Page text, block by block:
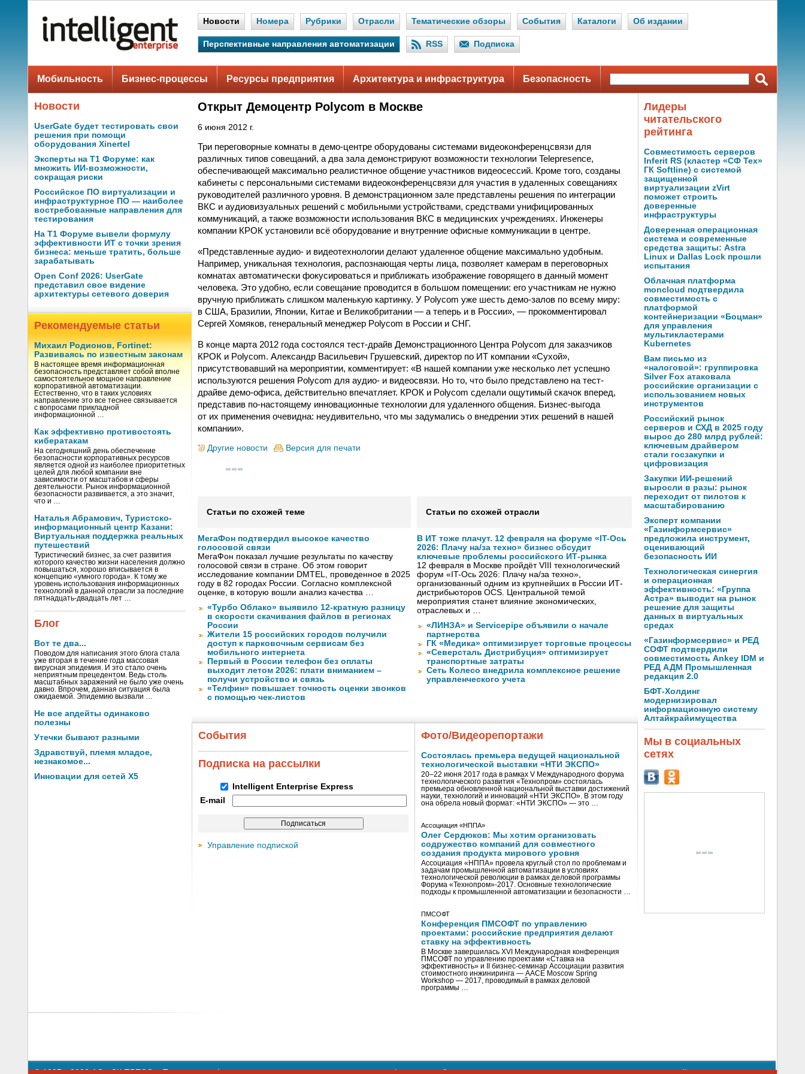
Новости Номера Рубрики Отрасли Тематические обзоры События Каталоги Об издании
Перспективные направления автоматизации RSS Подписка
Мобильность Бизнес-процессы Ресурсы предприятия Архитектура и инфраструктура Безопасность
Новости
UserGate будет тестировать свои
решения при помощи
оборудования Xinertel
Эксперты на Т1 Форуме: как
множить ИИ-возможности,
сокращая риски
Российское ПО виртуализации и
инфраструктурное ПО — наиболее
востребованные направления для
тестирования
На Т1 Форуме вывели формулу
эффективности ИТ с точки зрения
бизнеса: меньше тратить, больше
зарабатывать
Open Conf 2026: UserGate
представил свое видение
архитектуры сетевого доверия
Рекомендуемые статьи
Михаил Родионов, Fortinet:
Развиваясь по известным законам
В настоящее время информационная
безопасность представляет собой вполне
самостоятельное мощное направление
корпоративной автоматизации.
Естественно, что в таких условиях
направление это все теснее связывается
с вопросами прикладной
информационной …
Как эффективно противостоять
кибератакам
На сегодняшний день обеспечение
безопасности корпоративных ресурсов
является одной из наиболее приоритетных
целей для любой компании вне
зависимости от масштабов и сферы
деятельности. Рынок информационной
безопасности развивается, а это значит,
что и …
Наталья Абрамович, Туристско-
информационный центр Казани:
Виртуальная поддержка реальных
путешествий
Туристический бизнес, за счет развития
которого качество жизни населения должно
повышаться, хорошо вписывается в
концепцию «умного города». К тому же
уровень использования информационных
технологий в данной отрасли за последние
пятнадцать-двадцать лет …
Блог
Вот те два...
Поводом для написания этого блога стала
уже вторая в течение года массовая
вирусная эпидемия. И это стало очень
неприятным прецедентом. Ведь столь
масштабных заражений не было уже очень
давно. Впрочем, данная ситуация была
ожидаемой. Эпидемию вызвали …
Не все апдейты одинаково
полезны
Утечки бывают разными
Здравствуй, племя младое,
незнакомое...
Инновации для сетей X5
Открыт Демоцентр Polycom в Москве
6 июня 2012 г.
Три переговорные комнаты в демо-центре оборудованы системами видеоконференцсвязи для
различных типов совещаний, а два зала демонстрируют возможности технологии Telepresence,
обеспечивающей максимально реалистичное общение участников видеосессий. Кроме того, созданы
кабинеты с персональными системами видеоконференцсвязи для участия в удаленных совещаниях
руководителей различного уровня. В демонстрационном зале представлены решения по интеграции
ВКС и аудиовизуальных решений с мобильными устройствами, средствами унифицированных
коммуникаций, а также возможности использования ВКС в медицинских учреждениях. Инженеры
компании КРОК установили всё оборудование и внутренние офисные коммуникации в центре.
«Представленные аудио- и видеотехнологии делают удаленное общение максимально удобным.
Например, уникальная технология, распознающая черты лица, позволяет камерам в переговорных
комнатах автоматически фокусироваться и приближать изображение говорящего в данный момент
человека. Это удобно, если совещание проводится в большом помещении: его участникам не нужно
вручную приближать слишком маленькую картинку. У Polycom уже шесть демо-залов по всему миру:
в США, Бразилии, Японии, Китае и Великобритании — а теперь и в России», — прокомментировал
Сергей Хомяков, генеральный менеджер Polycom в России и СНГ.
В конце марта 2012 года состоялся тест-драйв Демонстрационного Центра Polycom для заказчиков
КРОК и Polycom. Александр Васильевич Грушевский, директор по ИТ компании «Сухой»,
присутствовавший на мероприятии, комментирует: «В нашей компании уже несколько лет успешно
используются решения Polycom для аудио- и видеосвязи. Но то, что было представлено на тест-
драйве демо-офиса, действительно впечатляет. КРОК и Polycom сделали ощутимый скачок вперед,
представив по-настоящему инновационные технологии для удаленного общения. Бизнес-выгода
от их применения очевидна: неудивительно, что мы задумались о внедрении этих решений в нашей
компании».
Другие новости Версия для печати
Статьи по схожей теме
МегаФон подтвердил высокое качество
голосовой связи
МегаФон показал лучшие результаты по качеству
голосовой связи в стране. Об этом говорит
исследование компании DMTEL, проведенное в 2025
году в 82 городах России. Согласно комплексной
оценке, в которую вошли анализ качества …
«Турбо Облако» выявило 12-кратную разницу
в скорости скачивания файлов в регионах
России
Жители 15 российских городов получили
доступ к парковочным сервисам без
мобильного интернета
Первый в России телефон без оплаты
выходит летом 2026: плати вниманием –
получи устройство и связь
«Телфин» повышает точность оценки звонков
с помощью чек-листов
Статьи по схожей отрасли
В ИТ тоже плачут. 12 февраля на форуме «IT-Ось
2026: Плачу на/за техно» бизнес обсудит
ключевые проблемы российского ИТ-рынка
12 февраля в Москве пройдёт VIII технологический
форум «IT-Ось 2026: Плачу на/за техно»,
организованный одним из крупнейших в России ИТ-
дистрибьюторов OCS. Центральной темой
мероприятия станет влияние экономических,
отраслевых и …
«ЛИНЗА» и Servicepipe объявили о начале
партнерства
ГК «Медика» оптимизирует торговые процессы
«Северсталь Дистрибуция» оптимизирует
транспортные затраты
Сеть Колесо внедрила комплексное решение
управленческого учета
События
Подписка на рассылки
Intelligent Enterprise Express
E-mail
Управление подпиской
Фото/Видеорепортажи
Состоялась премьера ведущей национальной
технологической выставки «НТИ ЭКСПО»
20–22 июня 2017 года в рамках V Международного форума
технологического развития «Технопром» состоялась
премьера обновленной национальной выставки достижений
науки, технологий и инноваций «НТИ ЭКСПО». В этом году
она обрела новый формат: «НТИ ЭКСПО» — это …
Ассоциация «НППА»
Олег Сердюков: Мы хотим организовать
содружество компаний для совместного
создания продукта мирового уровня
Ассоциация «НППА» провела круглый стол по проблемам и
задачам промышленной автоматизации в условиях
технологической революции в рамках деловой программы
Форума «Технопром»-2017. Основные технологические
подходы к промышленной автоматизации и безопасности …
ПМСОФТ
Конференция ПМСОФТ по управлению
проектами: российские предприятия делают
ставку на эффективность
В Москве завершилась XVI Международная конференция
ПМСОФТ по управлению проектами «Ставка на
эффективность» и II бизнес-семинар Ассоциации развития
стоимостного инжиниринга — AACE Moscow Spring
Workshop — 2017, проводимый в рамках деловой
программы …
Лидеры
читательского
рейтинга
Совместимость серверов
Inferit RS (кластер «СФ Тех»
ГК Softline) с системой
защищенной
виртуализации zVirt
поможет строить
доверенные
инфраструктуры
Доверенная операционная
система и современные
средства защиты: Astra
Linux и Dallas Lock прошли
испытания
Облачная платформа
moncloud подтвердила
совместимость с
платформой
контейнеризации «Боцман»
для управления
мультикластерами
Kubernetes
Вам письмо из
«налоговой»: группировка
Silver Fox атаковала
российские организации с
использованием новых
инструментов
Российский рынок
серверов и СХД в 2025 году
вырос до 280 млрд рублей:
ключевым драйвером
стали госзакупки и
цифровизация
Закупки ИИ-решений
выросли в разы: рынок
переходит от пилотов к
масштабированию
Эксперт компании
«Газинформсервис»
предложила инструмент,
оценивающий
безопасность ИИ
Технологическая синергия
и операционная
эффективность: «Группа
Астра» выводит на рынок
решение для защиты
данных в виртуальных
средах
«Газинформсервис» и РЕД
СОФТ подтвердили
совместимость Ankey IDM и
РЕД АДМ Промышленная
редакция 2.0
БФТ-Холдинг
модернизировал
информационную систему
Алтайкрайимущества
Мы в социальных
сетях